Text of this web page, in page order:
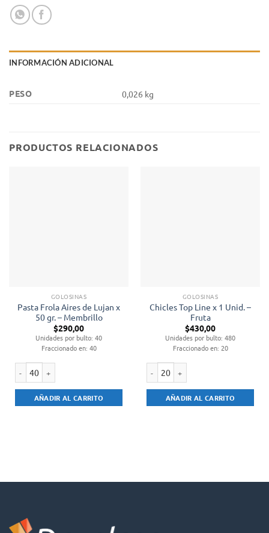
INFORMACIÓN ADICIONAL
PESO 0,026 kg
PRODUCTOS RELACIONADOS
GOLOSINAS
Pasta Frola Aires de Lujan x
50 gr. – Membrillo
$290,00
Unidades por bulto: 40
Fraccionado en: 40
AÑADIR AL CARRITO
GOLOSINAS
Chicles Top Line x 1 Unid. –
Fruta
$430,00
Unidades por bulto: 480
Fraccionado en: 20
AÑADIR AL CARRITO